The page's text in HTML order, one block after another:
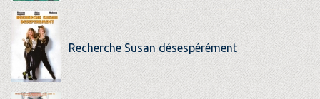
Recherche Susan désespérément